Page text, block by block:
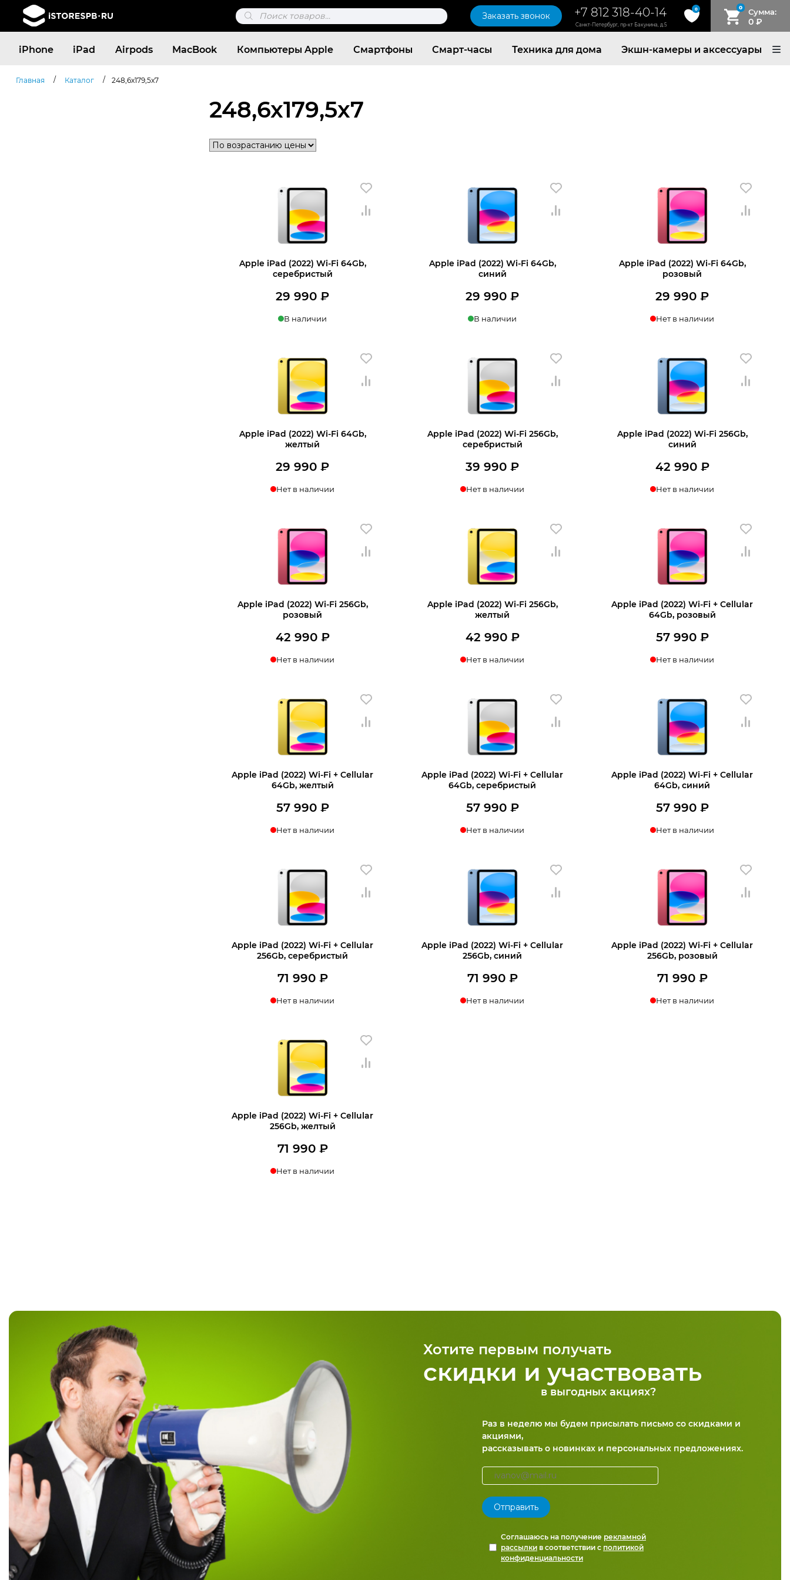
Поиск
товаров
Заказать звонок +7 812 318-40-14
Санкт-Петербург, пр-кт Бакунина, д.5
0 0 Сумма:
0 ₽
iPhone iPad Airpods MacBook Компьютеры Apple Смартфоны Смарт-часы Техника для дома Экшн-камеры и аксессуары
Поиск
товаров
Главная / Каталог / 248,6x179,5x7
248,6x179,5x7
Apple iPad (2022) Wi-Fi 64Gb,
серебристый
29 990₽
В наличии
В корзину
Apple iPad (2022) Wi-Fi 64Gb,
синий
29 990₽
В наличии
В корзину
Apple iPad (2022) Wi-Fi 64Gb,
розовый
29 990₽
Нет в наличии
Apple iPad (2022) Wi-Fi 64Gb,
желтый
29 990₽
Нет в наличии
Apple iPad (2022) Wi-Fi 256Gb,
серебристый
39 990₽
Нет в наличии
Apple iPad (2022) Wi-Fi 256Gb,
синий
42 990 ₽
Нет в наличии
Apple iPad (2022) Wi-Fi 256Gb,
розовый
42 990 ₽
Нет в наличии
Apple iPad (2022) Wi-Fi 256Gb,
желтый
42 990 ₽
Нет в наличии
Apple iPad (2022) Wi-Fi + Cellular
64Gb, розовый
57 990 ₽
Нет в наличии
Apple iPad (2022) Wi-Fi + Cellular
64Gb, желтый
57 990 ₽
Нет в наличии
Apple iPad (2022) Wi-Fi + Cellular
64Gb, серебристый
57 990 ₽
Нет в наличии
Apple iPad (2022) Wi-Fi + Cellular
64Gb, синий
57 990 ₽
Нет в наличии
Apple iPad (2022) Wi-Fi + Cellular
256Gb, серебристый
71 990 ₽
Нет в наличии
Apple iPad (2022) Wi-Fi + Cellular
256Gb, синий
71 990 ₽
Нет в наличии
Apple iPad (2022) Wi-Fi + Cellular
256Gb, розовый
71 990 ₽
Нет в наличии
Apple iPad (2022) Wi-Fi + Cellular
256Gb, желтый
71 990 ₽
Нет в наличии
Хотите первым получать
скидки и участвовать
в выгодных акциях?
Раз в неделю мы будем присылать письмо со скидками и
акциями,
рассказывать о новинках и персональных предложениях.
Соглашаюсь на получение рекламной
рассылки в соответствии с политикой
конфиденциальности
Согласен c политикой конфиденциальности
(c 10:00 до 21:00, без выходных)